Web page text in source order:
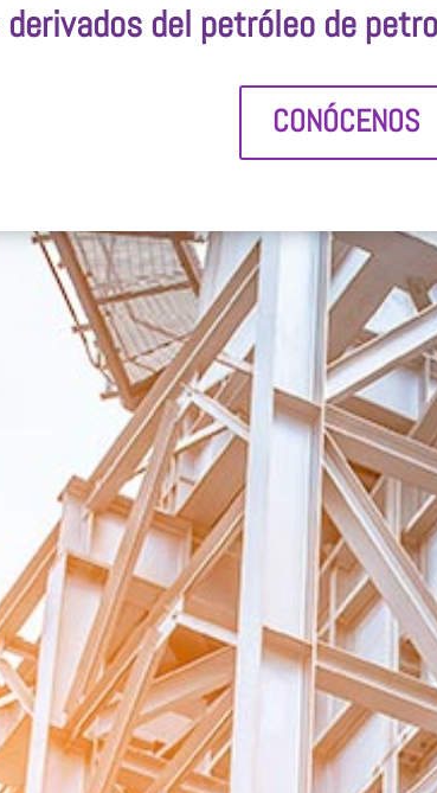
derivados del petróleo de
CONÓCENOS